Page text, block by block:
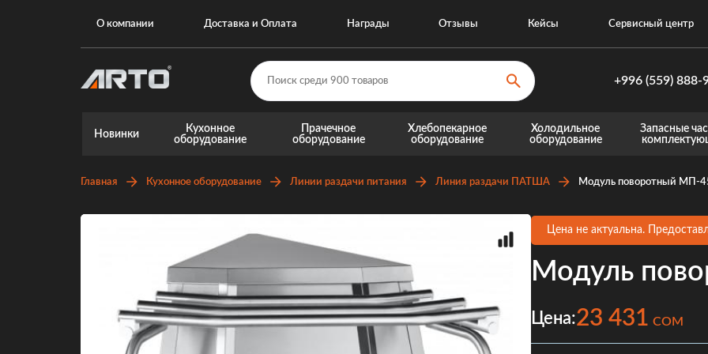
О компании Доставка и Оплата Награды Отзывы Кейсы Сервисный центр
+996 (559) 888-
+996 (559)
Новинки
Кухонное
оборудование
Прачечное
оборудование
Хлебопекарное
оборудование
Холодильное
оборудование
Запасные
Главная Кухонное оборудование Линии раздачи питания Линия раздачи ПАТША Модуль поворотный МП-
Цена не актуальна.
Модуль
Цена:23 431 COM